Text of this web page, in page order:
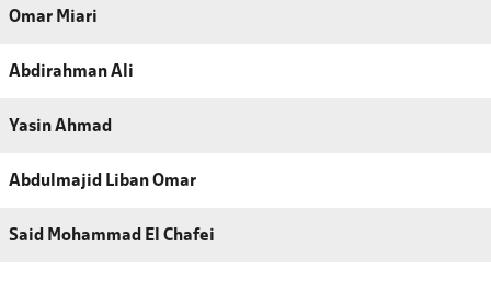
Omar Miari
Abdirahman Ali
Yasin Ahmad
Abdulmajid Liban Omar
Said Mohammad El Chafei